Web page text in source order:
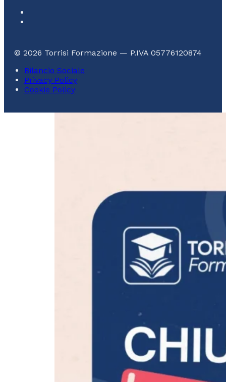
© 2026 Torrisi Formazione — P.IVA 05776120874
Bilancio Sociale
Privacy Policy
Cookie Policy